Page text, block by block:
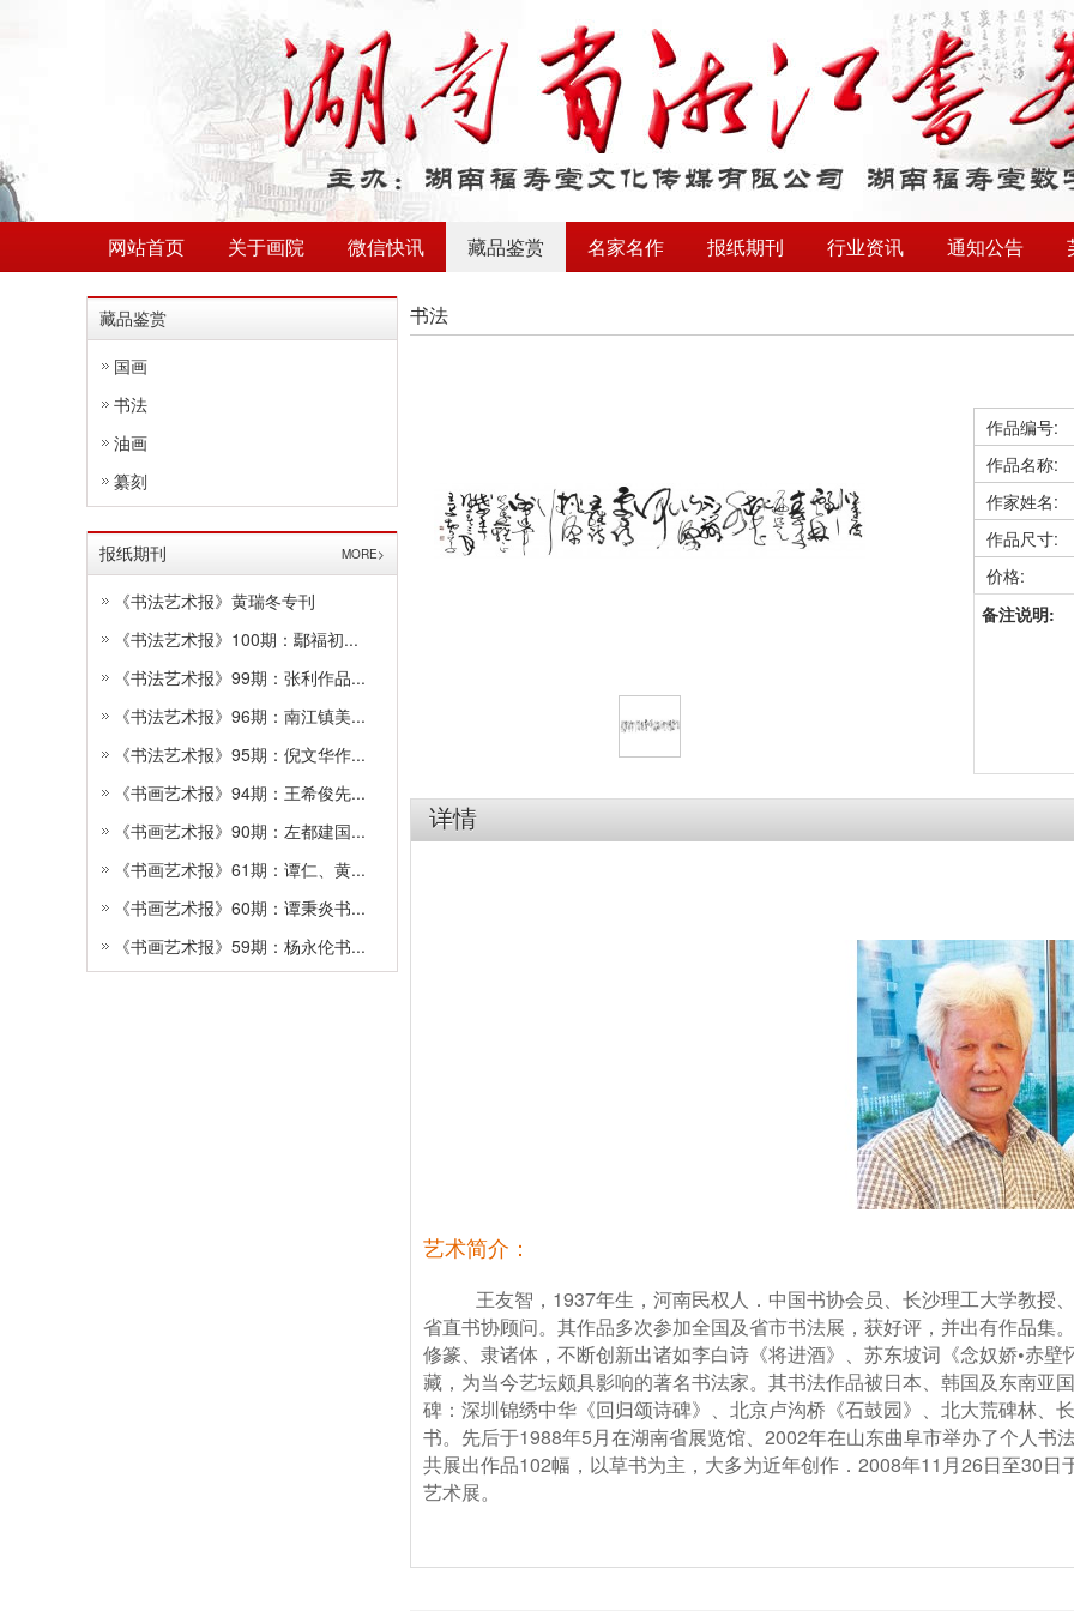
网站首页 关于画院 微信快讯 藏品鉴赏 名家名作 报纸期刊 行业资讯 通知公告
藏品鉴赏
国画
书法
油画
纂刻
报纸期刊 MORE>
《书法艺术报》黄瑞冬专刊
《书法艺术报》100期：鄢福初...
《书法艺术报》99期：张利作品...
《书法艺术报》96期：南江镇美...
《书法艺术报》95期：倪文华作...
《书画艺术报》94期：王希俊先...
《书画艺术报》90期：左都建国...
《书画艺术报》61期：谭仁、黄...
《书画艺术报》60期：谭秉炎书...
《书画艺术报》59期：杨永伦书...
书法
作品编号:
作品名称:
作家姓名:
作品尺寸:
价格:
备注说明:
详情
艺术简介：
王友智， 1937年生，河南民权人．中国书协会员、长沙理工大学教授
省直书协顾问。其作品多次参加全国及省市书法展，获好评，并出有作品集
修篆、隶诸体，不断创新出诸如李白诗《将进酒》、苏东坡词《念奴娇•赤
藏，为当今艺坛颇具影响的著名书法家。其书法作品被日本、韩国及东南亚
碑：深圳锦绣中华《回归颂诗碑》、北京卢沟桥《石鼓园》、北大荒碑林、
书。先后于1988年5 月在湖南省展览馆、 2002年在山东曲阜市举办了个人书
共展出作品102幅，以草书为主，大多为近年创作． 2008年11 月 26日至30 日
艺术展。